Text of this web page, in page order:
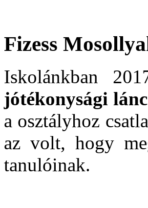
Fizess
Iskolánkban
jótékonysági lánc
a osztályhoz
az volt, hogy
tanulóinak.